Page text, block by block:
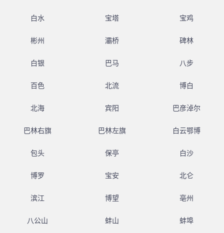
白水 宝塔 宝鸡
彬州 灞桥 碑林
白银 巴马 八步
百色 北流 博白
北海 宾阳 巴彦淖尔
巴林右旗 巴林左旗 白云鄂博
包头 保亭 白沙
博罗 宝安 北仑
滨江 博望 亳州
八公山 蚌山 蚌埠